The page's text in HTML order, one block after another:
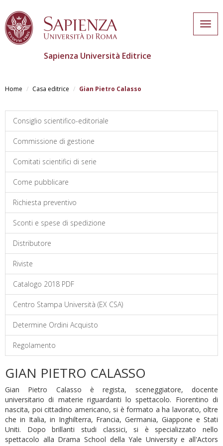
main
Sapienza Università Editrice
Home Casa editrice Gian Pietro Calasso
Consiglio scientifico-editoriale
Commissione di gestione
Comitati scientifici di serie
Come pubblicare
Richiesta preventivo
Sconti e spese di spedizione
Distributore
Riviste
Catalogo 2018 PDF
Centro Stampa Università (EX CSA)
Determine Ordini Acquisto
Regolamento
GIAN PIETRO CALASSO
Gian Pietro Calasso è regista, sceneggiatore, docente
universitario di materie riguardanti lo spettacolo. Fiorentino di
nascita, poi cittadino americano, si è formato a ha lavorato, oltre
che in Italia, in Inghilterra, Francia, Germania, Giappone e Stati
Uniti. Dopo brillanti studi classici, si è specializzato nello
spettacolo alla Drama School della Yale University e all'Actors